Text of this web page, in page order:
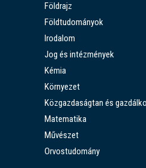
Földrajz
Földtudományok
Irodalom
Jog és intézmények
Kémia
Környezet
Közgazdaságtan és
Matematika
Művészet
Orvostudomány